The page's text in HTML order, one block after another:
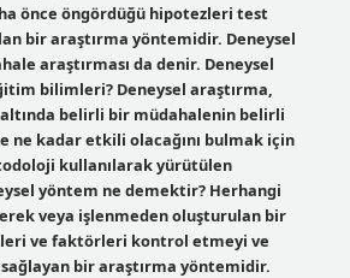
önce öngördüğü hipotezleri test
bir araştırma yöntemidir. Deneysel
araştırması da denir. Deneysel
bilimleri? Deneysel araştırma,
belirli bir müdahalenin belirli
ne kadar etkili olacağını bulmak için
kullanılarak yürütülen
yöntem ne demektir? Herhangi
veya işlenmeden oluşturulan bir
ve faktörleri kontrol etmeyi ve
bir araştırma yöntemidir.